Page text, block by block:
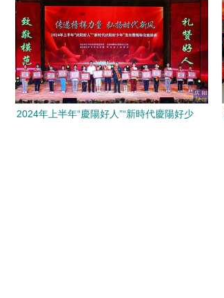
2024年上半年“慶陽好人”“新時代慶陽好少